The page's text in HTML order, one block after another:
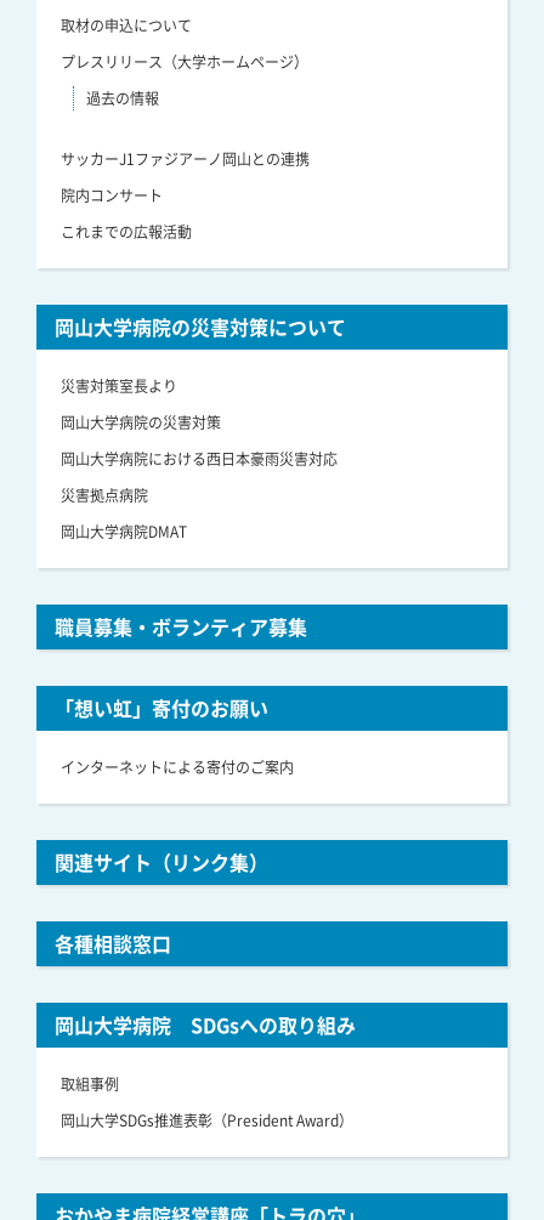
取材の申込について
プレスリリース（大学ホームページ）
過去の情報
サッカーJ1ファジアーノ岡山との連携
院内コンサート
これまでの広報活動
岡山大学病院の災害対策について
災害対策室長より
岡山大学病院の災害対策
岡山大学病院における西日本豪雨災害対応
災害拠点病院
岡山大学病院DMAT
職員募集・ボランティア募集
「想い虹」寄付のお願い
インターネットによる寄付のご案内
関連サイト（リンク集）
各種相談窓口
岡山大学病院 SDGsへの取り組み
取組事例
岡山大学SDGs推進表彰（President Award）